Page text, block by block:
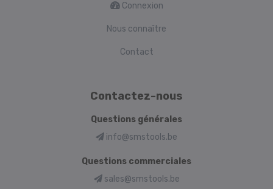
Connexion
Nous connaître
Contact
Contactez-nous
Questions générales
info@smstools.be
Questions commerciales
sales@smstools.be